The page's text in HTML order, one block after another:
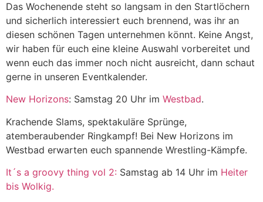
Das Wochenende steht so langsam in den Startlöchern
und sicherlich interessiert euch brennend, was ihr an
diesen schönen Tagen unternehmen könnt. Keine Angst,
wir haben für euch eine kleine Auswahl vorbereitet und
wenn euch das immer noch nicht ausreicht, dann schaut
gerne in unseren Eventkalender.
New Horizons: Samstag 20 Uhr im Westbad.
Krachende Slams, spektakuläre Sprünge,
atemberaubender Ringkampf! Bei New Horizons im
Westbad erwarten euch spannende Wrestling-Kämpfe.
It´s a groovy thing vol 2: Samstag ab 14 Uhr im Heiter
bis Wolkig.